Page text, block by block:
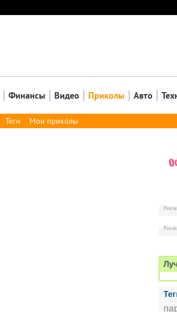
Закрыть
Финансы Видео Приколы Авто
Теги Мои приколы